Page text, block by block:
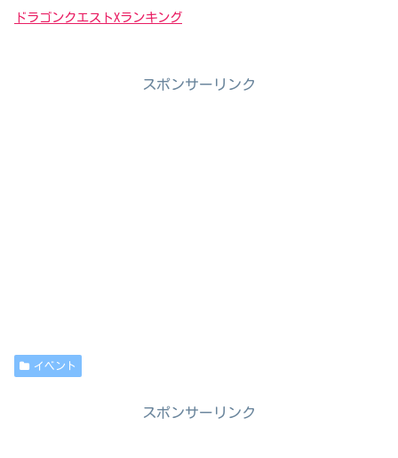
ドラゴンクエストXランキング
スポンサーリンク
イベント
スポンサーリンク